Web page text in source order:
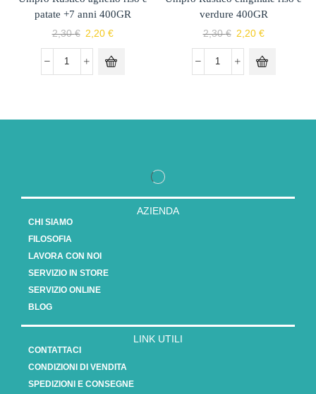
patate +7 anni 400GR
2,30€ 2,20 €
verdure 400GR
2,30€ 2,20 €
AZIENDA
CHI SIAMO
FILOSOFIA
LAVORA CON NOI
SERVIZIO IN STORE
SERVIZIO ONLINE
BLOG
LINK UTILI
CONTATTACI
CONDIZIONI DI VENDITA
SPEDIZIONI E CONSEGNE